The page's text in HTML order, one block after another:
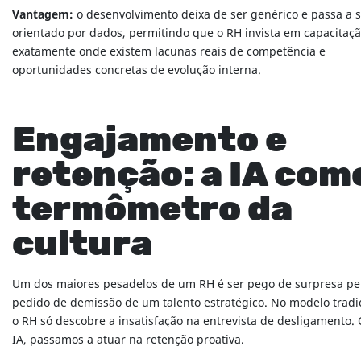
Vantagem: o desenvolvimento deixa de ser genérico e passa a
orientado por dados, permitindo que o RH invista em
exatamente onde existem lacunas reais de competência e
oportunidades concretas de evolução interna.
Engajamento e
retenção: a IA
termômetro da
cultura
Um dos maiores pesadelos de um RH é ser pego de surpresa
pedido de demissão de um talento estratégico. No modelo
o RH só descobre a insatisfação na entrevista de desligamento.
IA, passamos a atuar na retenção proativa.